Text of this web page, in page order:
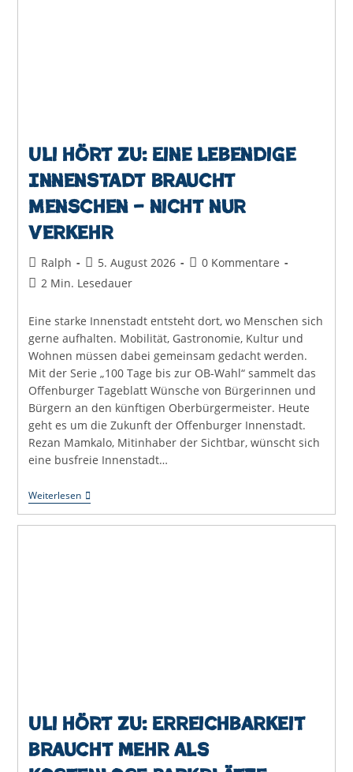
Uli hört zu: Eine lebendige
Innenstadt braucht
Menschen – nicht nur
Verkehr
Beitrags-
Autor:
Ralph
Beitrag
veröffentlicht:
5. August 2026
Beitrags-
0 Kommentare
Lesedauer:
2 Min. Lesedauer
Eine starke Innenstadt entsteht dort, wo Menschen sich
gerne aufhalten. Mobilität, Gastronomie, Kultur und
Wohnen müssen dabei gemeinsam gedacht werden.
Mit der Serie „100 Tage bis zur OB-Wahl“ sammelt das
Offenburger Tageblatt Wünsche von Bürgerinnen und
Bürgern an den künftigen Oberbürgermeister. Heute
geht es um die Zukunft der Offenburger Innenstadt.
Rezan Mamkalo, Mitinhaber der Sichtbar, wünscht sich
eine busfreie Innenstadt…
WeiterlesenUli
Hört
Uli hört zu: Erreichbarkeit
braucht mehr als